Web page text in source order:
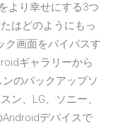
より幸せにする3つ
はどのようにもっ
ク画面をバイパスす
ギャラリーから
のバックアップソ
ン、LG、ソニー、
デバイスで